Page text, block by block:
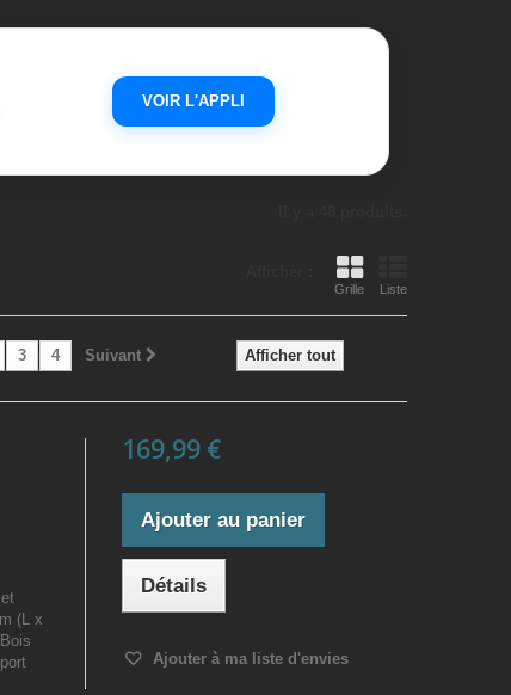
VOIR L'APPLI
Grille Liste
Afficher tout
3 4 Suivant
(L x
169,99 €
Ajouter au panier
Détails
Ajouter à ma liste d'envies